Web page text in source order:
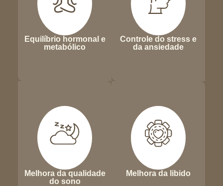
Equilíbrio hormonal e
metabólico
Controle do stress e
da ansiedade
Melhora da qualidade
do sono
Melhora da libido